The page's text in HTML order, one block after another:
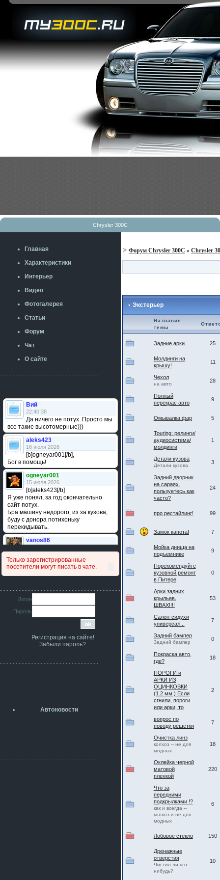
Chrysler 300C
Главная
Характеристики
Интерьер
Видео
Фотогалерея
Статьи
Форум
Чат
О сайте
Вий
22:40:38
Да ничего не потух. Просто мы
все такие высотомерные)))
aleks423
16 июля 2026
[b]ogneyar001[/b],
Бог в помощь!
ogneyar001
15 июля 2026
[b]aleks423[/b]
Я уже понял, за год окончательно
сайт потух.
Бра машину недорого, из за кузова,
буду с донора потихоньку
перекидывать.
vanos86
сравнивал подушку акпп бензиновой и
дизельной машины намера
4578063AG и 4578061AG? По фото
iMrCoffeeBLR4
11 июля 2026
[b]era124[/b],
Ага понял буду знать спасибо
era124
7 июля 2026
разболтовка 5х114.3 спокойно
А здесь уже кладбищенская тишина...
Только зарегистрированные
посетители могут писать в чате.
Логин
Пароль
Регистрация на сайте!
Забыли пароль?
Автоновости
Форум Chrysler 300C » Chrysler
Экстерьер
Название
темы
Задние арки. 25
Молдинги на
крышу!
11
Чехол
на авто
28
Полный
перекрас авто
9
Омывалка фар 5
Touring: релинги/
аудиосистема/
молдинги
1
Детали кузова
Детали кузова
3
Задний дворник
на сараях.
пользуетесь как
часто?
24
про рестайлинг! 99
Замок капота! 7
Мойка днища на
подъемнике
9
Порекомендуйте
кузовной ремонт
в Питере
0
Арки задних
крыльев.
ШВАХ!!!!
53
Салон-сидухи
универсал...
7
Задний бампер
Задний бампер
0
Покраска авто,
где?
18
ПОРОГИ и
АРКИ ИЗ
ОЦИНКОВКИ
(1.2 мм.) Если
сгнили, пороги
или арки, то
2
вопрос по
поводу решетки
7
Очистка линз
колхоз -- не для
модных .
18
Оклейка черной
матовой
пленкой
220
Что за
передними
подкрылками !?
как и всегда --
колхоз и не для
модных .
6
Лобовое стекло 150
Дренажные
отверстия
Чистил ли кто-
нибудь?
10